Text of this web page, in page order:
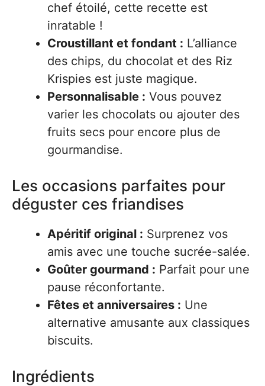
chef étoilé, cette recette est
inratable !
Croustillant et fondant : L’alliance
des chips, du chocolat et des Riz
Krispies est juste magique.
Personnalisable : Vous pouvez
varier les chocolats ou ajouter des
fruits secs pour encore plus de
gourmandise.
Les occasions parfaites pour
déguster ces friandises
Apéritif original : Surprenez vos
amis avec une touche sucrée-salée.
Goûter gourmand : Parfait pour une
pause réconfortante.
Fêtes et anniversaires : Une
alternative amusante aux classiques
biscuits.
Ingrédients